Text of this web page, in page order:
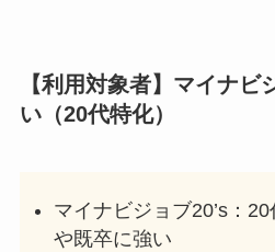
【利用対象者】マイナビ
い（20代特化）
マイナビジョブ20’s：
や既卒に強い